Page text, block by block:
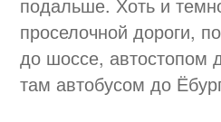
проселочной дороги,
до шоссе, автостопом
там автобусом до